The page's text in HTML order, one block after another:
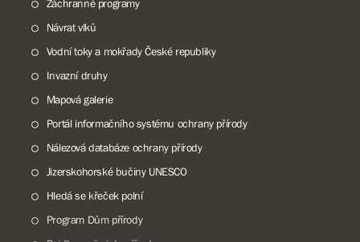
Záchranné programy
Návrat vlků
Vodní toky a mokřady České republiky
Invazní druhy
Mapová galerie
Portál informačního systému ochrany přírody
Nálezová databáze ochrany přírody
Jizerskohorské bučiny UNESCO
Hledá se křeček polní
Program Dům přírody